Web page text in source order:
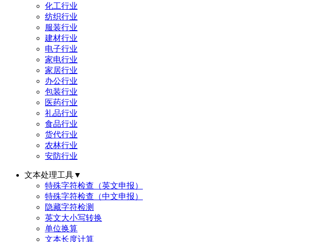
化工行业
纺织行业
服装行业
建材行业
电子行业
家电行业
家居行业
办公行业
包装行业
医药行业
礼品行业
食品行业
货代行业
农林行业
安防行业
文本处理工具▼
特殊字符检查（英文申报）
特殊字符检查（中文申报）
隐藏字符检测
英文大小写转换
单位换算
文本长度计算